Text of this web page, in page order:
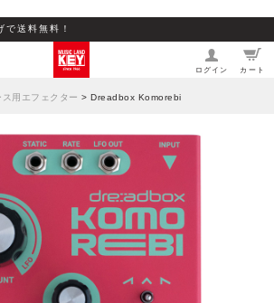
送料無料！
ログイン カート
ス用エフェクター > Dreadbox Komorebi